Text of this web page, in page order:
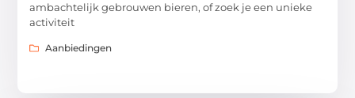
ambachtelijk gebrouwen bieren, of zoek je een unieke
activiteit
Aanbiedingen